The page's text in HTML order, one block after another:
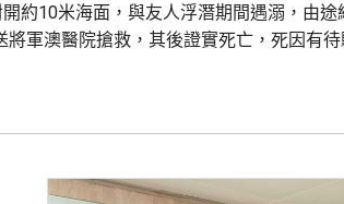
約10米海面，與友人浮潛期間遇溺，由途
軍澳醫院搶救，其後證實死亡，死因有